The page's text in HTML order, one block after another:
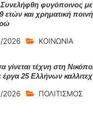
φυγόποινος με
ετών και χρηματική ποινή
2026 ΚΟΙΝΩΝΙΑ
γίνεται τέχνη στη
έργα 25 Ελλήνων
2026 ΠΟΛΙΤΙΣΜΟΣ